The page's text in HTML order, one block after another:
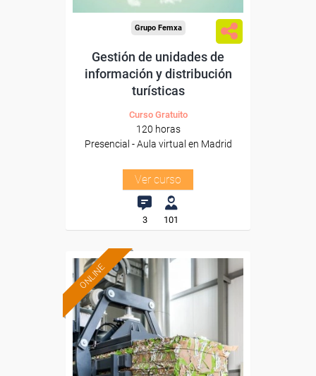
Grupo Femxa
Gestión de unidades de
información y distribución
turísticas
Curso Gratuito
120 horas
Presencial - Aula virtual en Madrid
Ver curso
3 101
ONLINE
Formación 100%
subvencionada.
Para desempleados,
trabajadores y autónomos.